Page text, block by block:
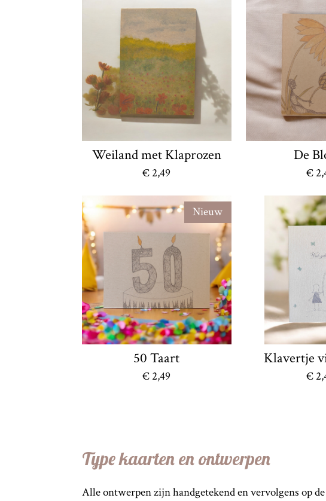
Weiland met Klaprozen
€ 2,49
De
€
Nieuw
50 Taart
€ 2,49
Klavertje
€
Type kaarten en ontwerpen
Alle ontwerpen zijn handgetekend en vervolgens op